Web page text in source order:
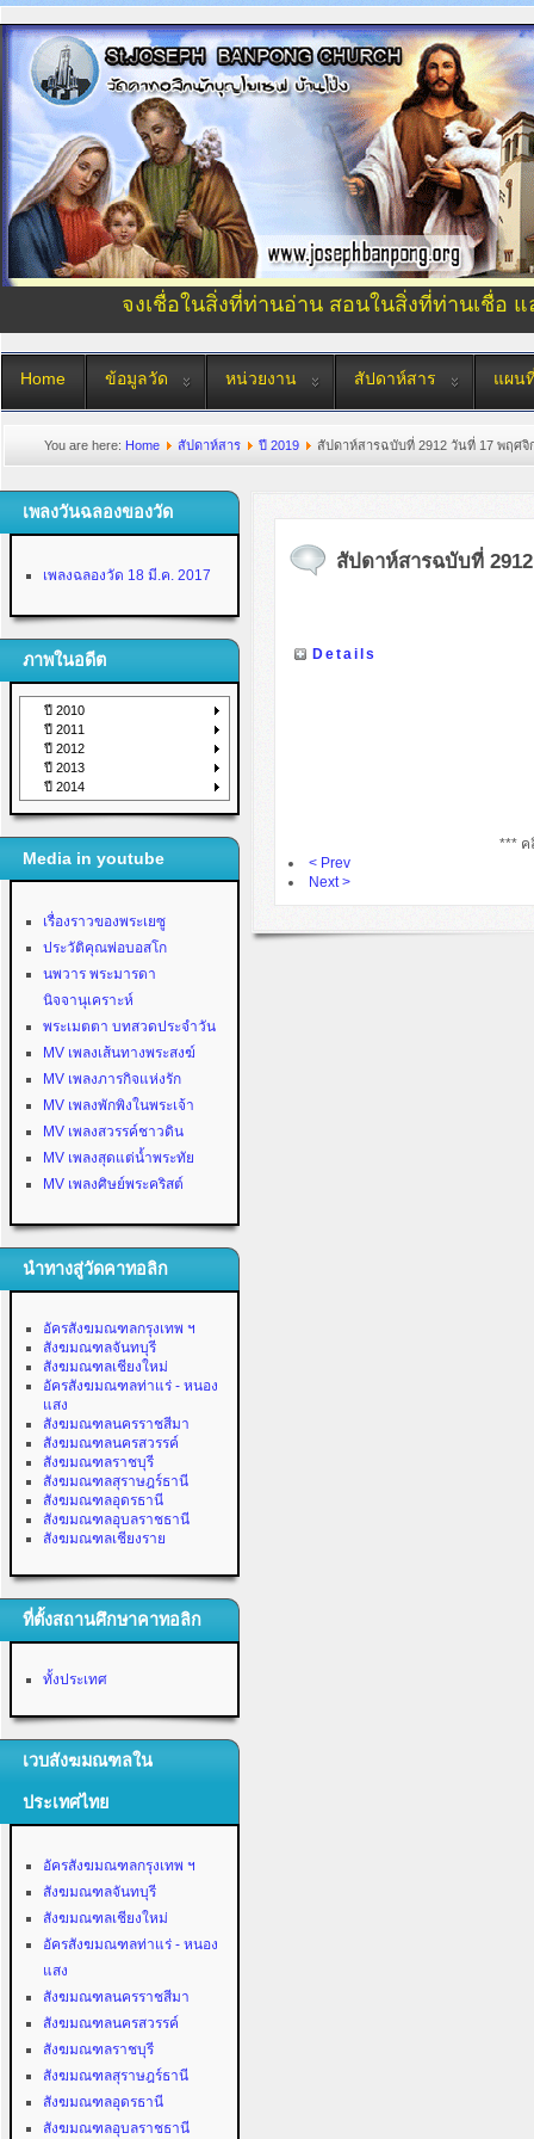
จงเชื่อในสิ่งที่ท่านอ่าน สอนในสิ่งที่ท่านเชื่อ
Home ข้อมูลวัด หน่วยงาน สัปดาห์สาร แผน
You are here: Home สัปดาห์สาร ปี 2019 สัปดาห์สารฉบับที่ 2912 วันที่ 17 พฤศจิ
เพลงวันฉลองของวัด
เพลงฉลองวัด 18 มี.ค. 2017
ภาพในอดีต
ปี 2010
ปี 2011
ปี 2012
ปี 2013
ปี 2014
Media in youtube
เรื่องราวของพระเยซู
ประวัติคุณพ่อบอสโก
นพวาร พระมารดา
นิจจานุเคราะห์
พระเมตตา บทสวดประจำวัน
MV เพลงเส้นทางพระสงฆ์
MV เพลงภารกิจแห่งรัก
MV เพลงพักพิงในพระเจ้า
MV เพลงสวรรค์ชาวดิน
MV เพลงสุดแต่น้ำพระทัย
MV เพลงศิษย์พระคริสต์
นำทางสู่วัดคาทอลิก
อัครสังฆมณฑลกรุงเทพ ฯ
สังฆมณฑลจันทบุรี
สังฆมณฑลเชียงใหม่
อัครสังฆมณฑลท่าแร่ - หนอง
แสง
สังฆมณฑลนครราชสีมา
สังฆมณฑลนครสวรรค์
สังฆมณฑลราชบุรี
สังฆมณฑลสุราษฎร์ธานี
สังฆมณฑลอุดรธานี
สังฆมณฑลอุบลราชธานี
สังฆมณฑลเชียงราย
ที่ตั้งสถานศึกษาคาทอลิก
ทั้งประเทศ
เวบสังฆมณฑลใน
ประเทศไทย
อัครสังฆมณฑลกรุงเทพ ฯ
สังฆมณฑลจันทบุรี
สังฆมณฑลเชียงใหม่
อัครสังฆมณฑลท่าแร่ - หนอง
แสง
สังฆมณฑลนครราชสีมา
สังฆมณฑลนครสวรรค์
สังฆมณฑลราชบุรี
สังฆมณฑลสุราษฎร์ธานี
สังฆมณฑลอุดรธานี
สังฆมณฑลอุบลราชธานี
สัปดาห์สารฉบับที่
Details
*** ค
< Prev
Next >